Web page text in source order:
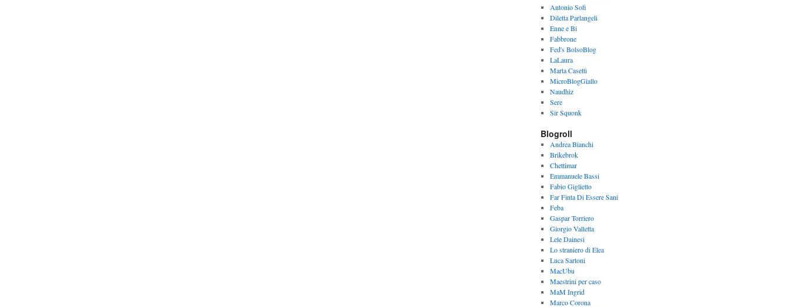
Antonio Sofi
Diletta Parlangeli
Enne e Bi
Fabbrone
Fed's BolsoBlog
LaLaura
Marta Casetti
MicroBlogGiallo
Naudhiz
Sere
Sir Squonk
Blogroll
Andrea Bianchi
Brikebrok
Chettimar
Emmanuele Bassi
Fabio Giglietto
Far Finta Di Essere Sani
Feba
Gaspar Torriero
Giorgio Valletta
Lele Dainesi
Lo straniero di Elea
Luca Sartoni
MacUbu
Maestrini per caso
MaM Ingrid
Marco Corona